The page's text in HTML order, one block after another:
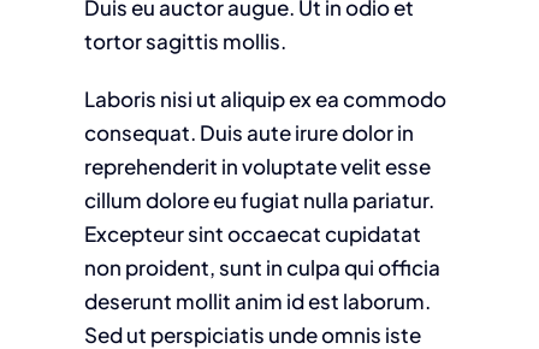
Duis eu auctor augue. Ut in odio et
tortor sagittis mollis.
Laboris nisi ut aliquip ex ea commodo
consequat. Duis aute irure dolor in
reprehenderit in voluptate velit esse
cillum dolore eu fugiat nulla pariatur.
Excepteur sint occaecat cupidatat
non proident, sunt in culpa qui officia
deserunt mollit anim id est laborum.
Sed ut perspiciatis unde omnis iste